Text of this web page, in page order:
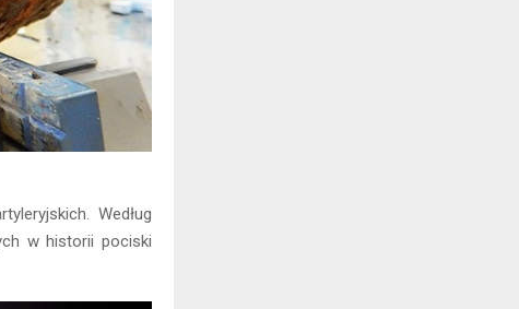
Według
w historii pociski